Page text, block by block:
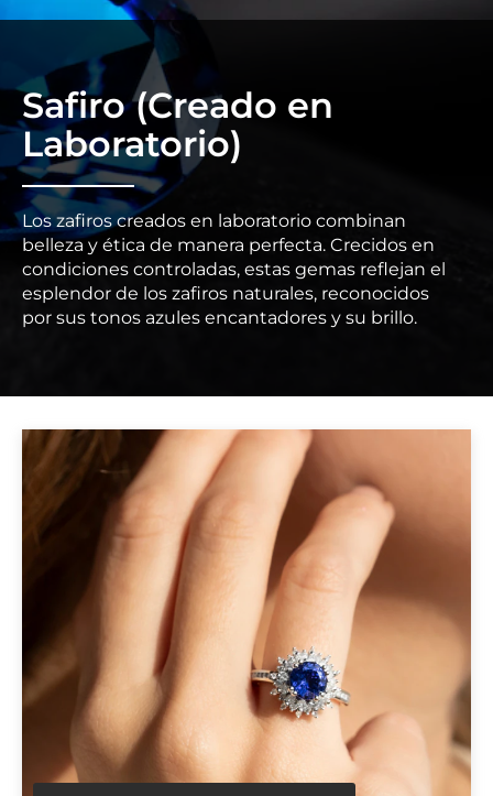
Safiro (Creado en
Laboratorio)
Los zafiros creados en laboratorio combinan
belleza y ética de manera perfecta. Crecidos en
condiciones controladas, estas gemas reflejan el
esplendor de los zafiros naturales, reconocidos
por sus tonos azules encantadores y su brillo.